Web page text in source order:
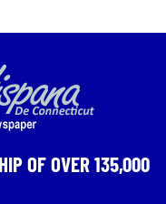
OF OVER 135,000